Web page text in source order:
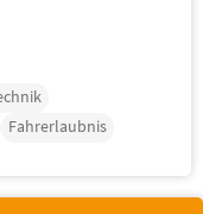
Fahrerlaubnis